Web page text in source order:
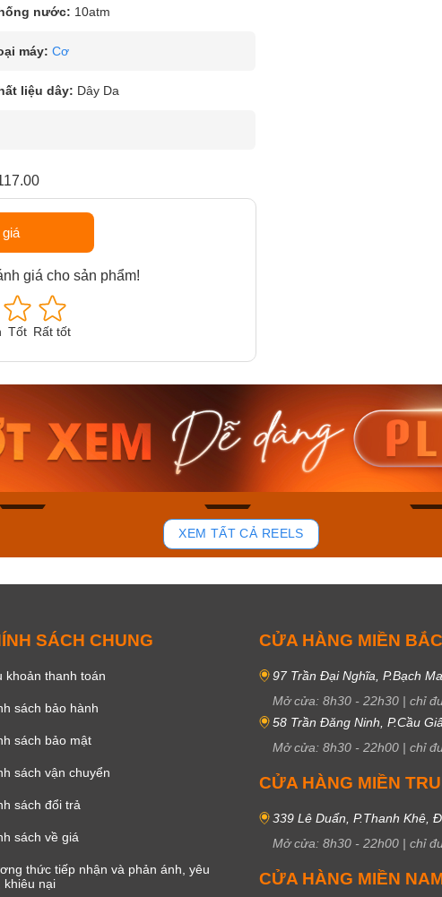
nước: 10atm
máy: Cơ
liệu dây: Dây Da
giá cho sản phẩm!
Tốt Rất tốt
Nam MTS-
1AVDF
Mua ngay
39
Casio Nam MTS-
RS100L-1AVDF
4.276.000₫
3.634.600₫
Casio
230EL-
Mua
XEM TẤT CẢ REELS
SÁCH CHUNG
khoản thanh toán
sách bảo hành
sách bảo mật
sách vận chuyển
sách đổi trả
sách về giá
thức tiếp nhận và phản ánh, yêu
khiêu nại
CỬA HÀNG MIỀN BẮC
97 Trần Đại Nghĩa, P.Bạch
Mở cửa: 8h30 - 22h30 | chỉ
58 Trần Đăng Ninh, P.Cầu
Mở cửa: 8h30 - 22h00 | chỉ
CỬA HÀNG MIỀN
339 Lê Duẩn, P.Thanh Khê,
Mở cửa: 8h30 - 22h00 | chỉ
CỬA HÀNG MIỀN